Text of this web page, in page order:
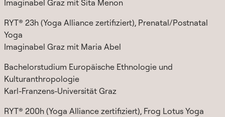
Imaginabel Graz mit Sita Menon
RYT® 23h (Yoga Alliance zertifiziert), Prenatal/Postnatal
Yoga
Imaginabel Graz mit Maria Abel
Bachelorstudium Europäische Ethnologie und
Kulturanthropologie
Karl-Franzens-Universität Graz
RYT® 200h (Yoga Alliance zertifiziert), Frog Lotus Yoga